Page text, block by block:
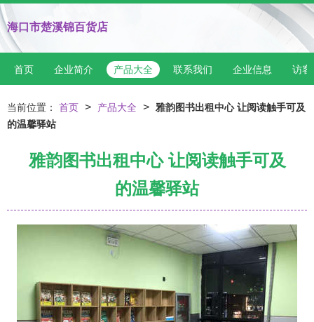
海口市楚溪锦百货店
首页 企业简介 产品大全 联系我们 企业信息 访客
当前位置： 首页 > 产品大全 > 雅韵图书出租中心 让阅读触手可及
的温馨驿站
雅韵图书出租中心 让阅读触手可及
的温馨驿站